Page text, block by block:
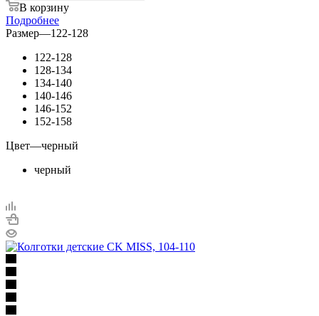
В корзину
Подробнее
Размер—122-128
122-128
128-134
134-140
140-146
146-152
152-158
Цвет—черный
черный